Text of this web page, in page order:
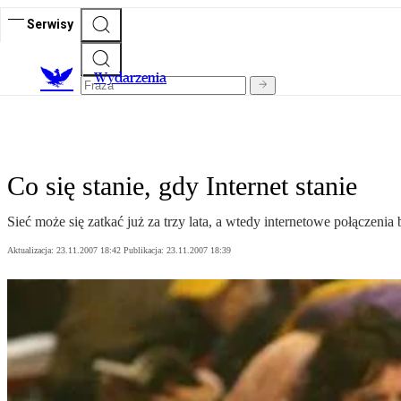
Serwisy
Wydarzenia
Co się stanie, gdy Internet stanie
Sieć może się zatkać już za trzy lata, a wtedy internetowe
Aktualizacja: 23.11.2007 18:42 Publikacja: 23.11.2007 18:39